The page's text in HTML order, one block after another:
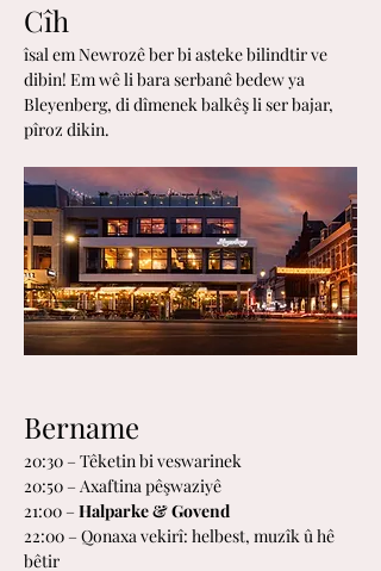
Cîh
îsal em Newrozê ber bi asteke bilindtir ve
dibin! Em wê li bara serbanê bedew ya
Bleyenberg, di dîmenek balkêş li ser bajar,
pîroz dikin.
Bername
20:30 – Têketin bi veswarinek
20:50 – Axaftina pêşwaziyê
21:00 – Halparke & Govend
22:00 – Qonaxa vekirî: helbest, muzîk û hê
bêtir